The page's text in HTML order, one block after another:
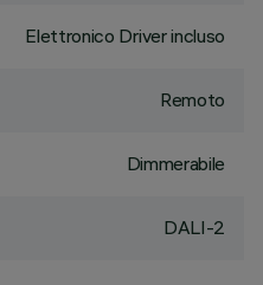
Elettronico Driver incluso
Remoto
Dimmerabile
DALI-2